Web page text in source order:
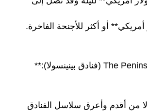
من أقدم وأعرق سلاسل الفنادق